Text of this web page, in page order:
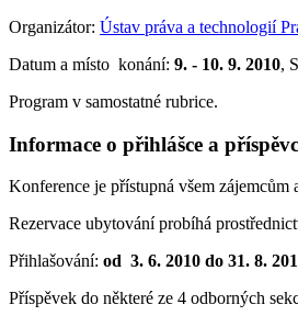
Organizátor: Ústav práva a technologií
Datum a místo konání: 9. - 10. 9. 2010,
Program v samostatné rubrice.
Informace o přihlášce a
Konference je přístupná všem zájemcům
Rezervace ubytování probíhá
Přihlašování: od 3. 6. 2010 do 31. 8.
Příspěvek do některé ze 4 odborných